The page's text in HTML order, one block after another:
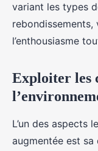
variant les types
rebondissements,
l’enthousiasme
Exploiter les
L’un des aspects
augmentée est